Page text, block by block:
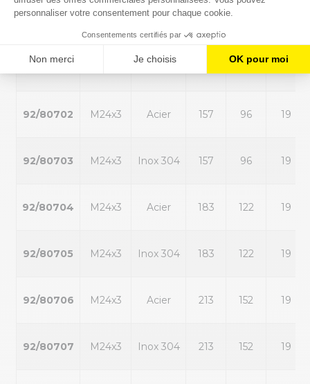
Acier
198
92/80702 M24x3 Acier 157 96 19
92/80703 M24x3 Inox 304 157 96 19
92/80704 M24x3 Acier 183 122 19
92/80705 M24x3 Inox 304 183 122 19
92/80706 M24x3 Acier 213 152 19
92/80707 M24x3 Inox 304 213 152 19